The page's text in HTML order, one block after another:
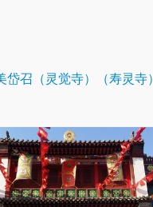
岱召（灵觉寺）（寿灵寺）